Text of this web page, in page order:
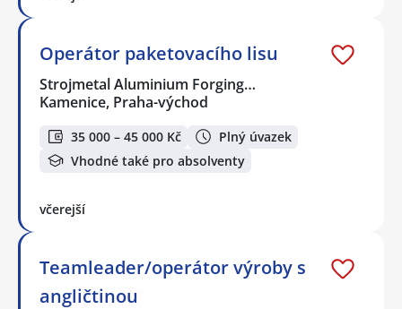
Operátor paketovacího lisu
Strojmetal Aluminium Forging…
Kamenice, Praha-východ
35 000 – 45 000 Kč
Plný úvazek
Vhodné také pro absolventy
včerejší
Teamleader/operátor výroby s
angličtinou